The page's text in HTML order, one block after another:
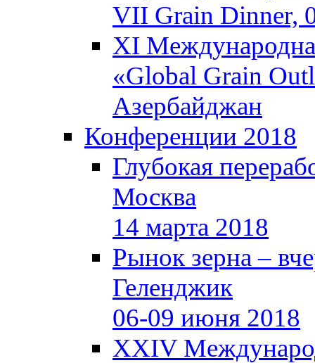
VII Grain Dinner,
XI
«Global Grain
Азербайджан
Конференции 2018
Глубокая
Москва
14 марта 2018
Рынок зерна –
Геленджик
06-09 июня 2018
XXIV